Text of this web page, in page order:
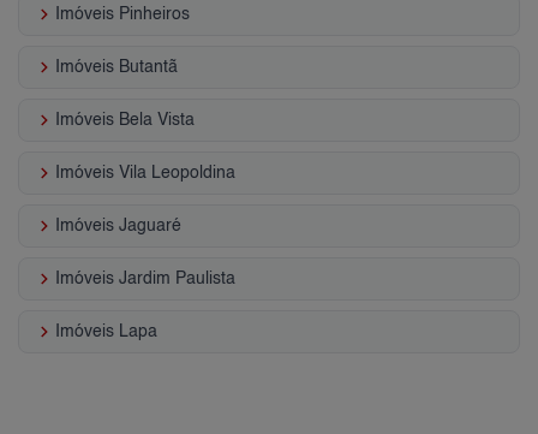
keyboard_arrow_right Imóveis Pinheiros
keyboard_arrow_right Imóveis Butantã
keyboard_arrow_right Imóveis Bela Vista
keyboard_arrow_right Imóveis Vila Leopoldina
keyboard_arrow_right Imóveis Jaguaré
keyboard_arrow_right Imóveis Jardim Paulista
keyboard_arrow_right Imóveis Lapa